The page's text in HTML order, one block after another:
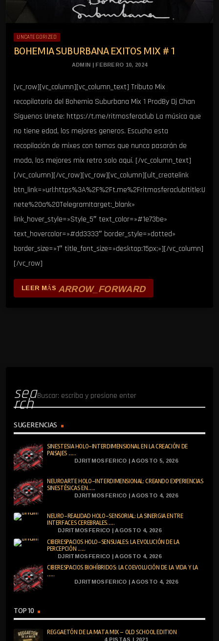
UNCATEGORIZED
BOHEMIA SUBURBANA EXITOS MIX # 1
ADMIN | FEBRERO 10, 2024
[vc_row][vc_column][vc_column_text] Tributo Mix
recopilatorio del Bohemia Suburbana Mix 1 ProdBy Dj Chan
Siguenos Unete: https://t.me/ritmosferaclub La música que
no tiene edad, los mejores generos. Escucha esta
recopilación de mixes con temas que nunca pasarán de
moda, los mejores mix retro solo aquí. [/vc_column_text]
[/vc_column][/vc_row][vc_row][vc_column][ult_createlink
btn_link=»url:https%3A%2F%2Ft.me%2Fritmosferaclub|title:U
nete%20a%20Telegram|target:_blank»
link_hover_style=»Style_5″ text_color=»#1e73be»
text_hovercolor=»#dd3333″ border_style=»dotted»
border_size=»1″ title_font_size=»desktop:15px;»][/vc_column]
[/vc_row]
LEER MÁS ARROW_FORWARD
sea
rch
SUGERENCIAS
SINESTESIA HOLO-INTERDIMENSIONAL EN LA CREACIÓN DE
PAISAJES ......
DJRITMOSFERICO | AGOSTO 5, 2026
NEUROARTE HOLO-INTERDIMENSIONAL: CREANDO EXPERIENCIAS
SINESTÉSICAS EN......
DJRITMOSFERICO | AGOSTO 4, 2026
NEURO-REALIDAD HOLO-SENSORIAL: LA SINERGIA ENTRE
INTERFACES CEREBRALES......
DJRITMOSFERICO | AGOSTO 4, 2026
CIBERESPACIOS HOLO-SENSUALES: LA EVOLUCIÓN DE LA
PERCEPCIÓN ......
DJRITMOSFERICO | AGOSTO 4, 2026
CIBERESPACIOS BIOHÍBRIDOS: LA COEVOLUCIÓN DE LA VIDA Y LA
......
DJRITMOSFERICO | AGOSTO 4, 2026
TOP 10
REGGAETÓN DE LA MATA MIX – OLD SCHOOL EDITION